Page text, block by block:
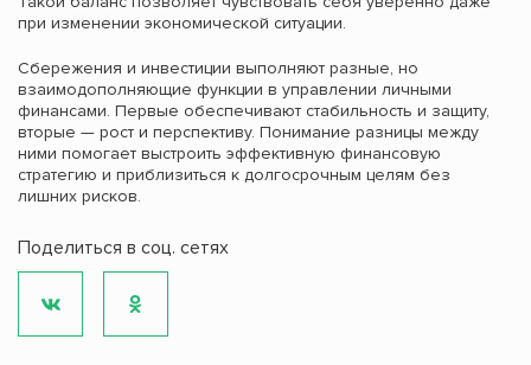
при изменении экономической ситуации.
Сбережения и инвестиции выполняют разные, но
взаимодополняющие функции в управлении личными
финансами. Первые обеспечивают стабильность и защиту,
вторые — рост и перспективу. Понимание разницы между
ними помогает выстроить эффективную финансовую
стратегию и приблизиться к долгосрочным целям без
лишних рисков.
Поделиться в соц. сетях